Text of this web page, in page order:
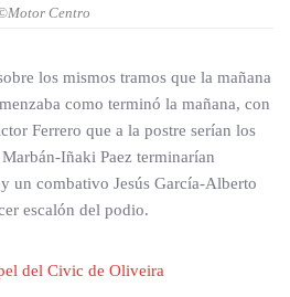
Centro
los mismos tramos que la mañana
como terminó la mañana, con
Ferrero que a la postre serían los
Iñaki Paez terminarían
un combativo Jesús García-Alberto
escalón del podio.